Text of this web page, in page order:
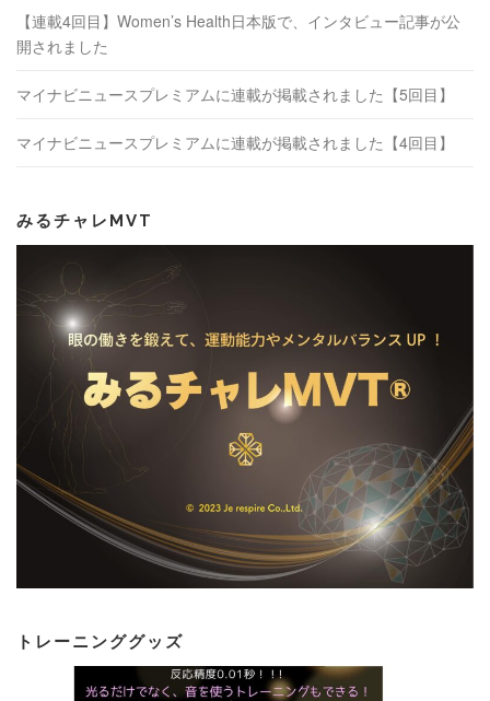
【連載4回目】Women’s Health日本版で、インタビュー記事が公
開されました
マイナビニュースプレミアムに連載が掲載されました【5回目】
マイナビニュースプレミアムに連載が掲載されました【4回目】
みるチャレMVT
トレーニンググッズ